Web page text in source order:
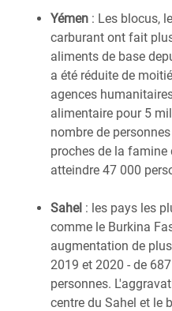
Yémen : Les blocus,
carburant ont fait
aliments de base
a été réduite de
agences
alimentaire pour 5
nombre de
proches de la famine
atteindre 47 000
Sahel : les pays les
comme le Burkina
augmentation de
2019 et 2020 - de
personnes.
centre du Sahel et le